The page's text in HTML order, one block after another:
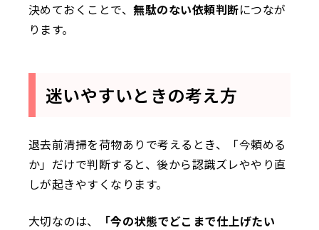
決めておくことで、無駄のない依頼判断につなが
ります。
迷いやすいときの考え方
退去前清掃を荷物ありで考えるとき、「今頼める
か」だけで判断すると、後から認識ズレややり直
しが起きやすくなります。
大切なのは、
「今の状態でどこまで仕上げたい